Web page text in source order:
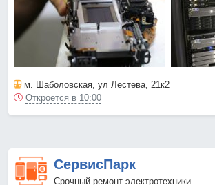
м. Шаболовская, ул Лестева, 21к2
Откроется в 10:00
СервисПарк
Срочный ремонт электротехники